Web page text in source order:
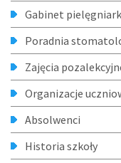
Gabinet
Poradnia
Zajęcia
Organizacje
Absolwenci
Historia szkoły